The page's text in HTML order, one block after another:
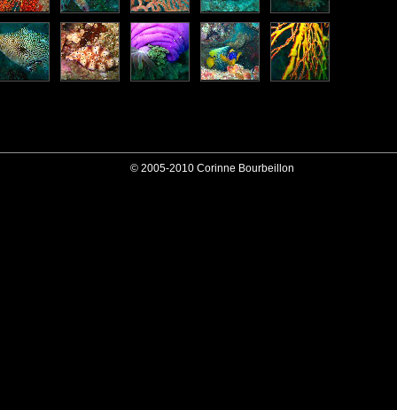
© 2005-2010 Corinne Bourbeillon